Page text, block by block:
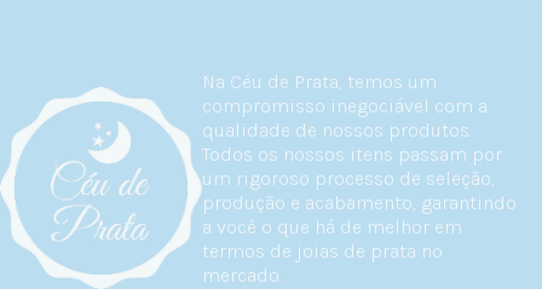
Na Céu de Prata, temos um
compromisso inegociável com a
qualidade de nossos produtos.
Todos os nossos itens passam por
um rigoroso processo de seleção,
produção e acabamento, garantindo
a você o que há de melhor em
termos de joias de prata no
mercado.